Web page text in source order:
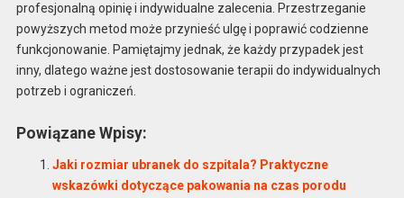
profesjonalną opinię i indywidualne zalecenia. Przestrzeganie
powyższych metod może przynieść ulgę i poprawić codzienne
funkcjonowanie. Pamiętajmy jednak, że każdy przypadek jest
inny, dlatego ważne jest dostosowanie terapii do indywidualnych
potrzeb i ograniczeń.
Powiązane Wpisy:
Jaki rozmiar ubranek do szpitala? Praktyczne
wskazówki dotyczące pakowania na czas porodu